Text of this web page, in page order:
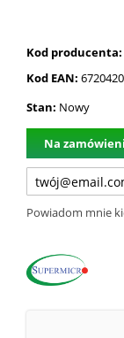
Kod producenta:
Kod EAN:
Stan: Nowy
Na
Powiadom mnie